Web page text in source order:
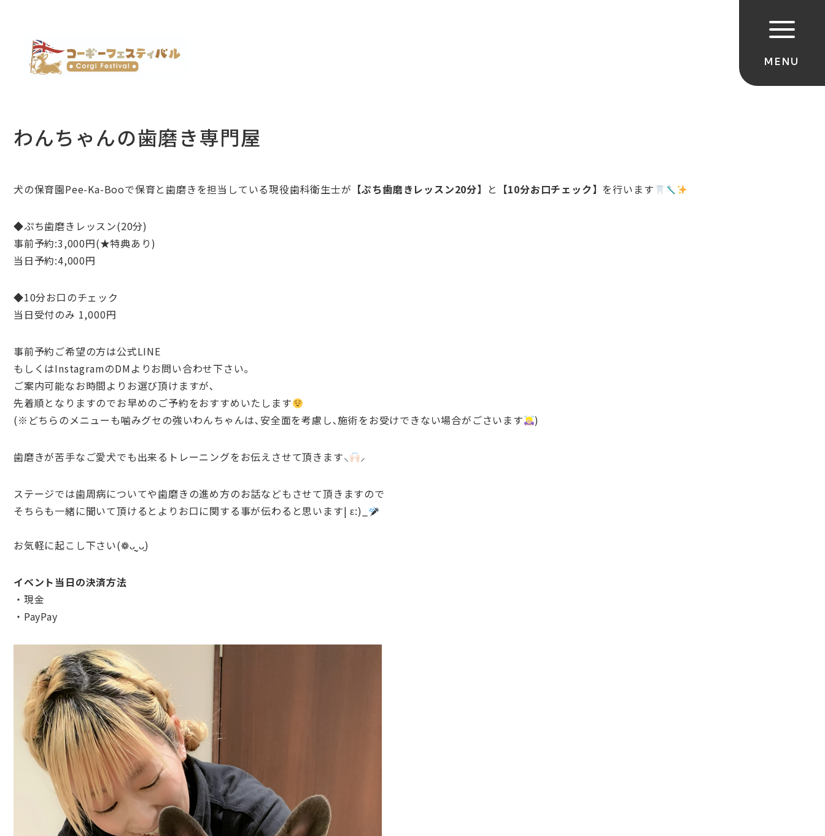
わんちゃんの歯磨き専門屋
犬の保育園Pee-Ka-Booで保育と歯磨きを担当している現役歯科衛生士が 【ぷち歯磨きレッスン20分】 と 【10分お口チェック】 を行います
◆ぷち歯磨きレッスン(20分)
事前予約:3,000円(★特典あり)
当日予約:4,000円
◆10分お口のチェック
当日受付のみ 1,000円
事前予約ご希望の方は公式LINE
もしくはInstagramのDMよりお問い合わせ下さい｡
ご案内可能なお時間よりお選び頂けますが､
先着順となりますのでお早めのご予約をおすすめいたします
(※どちらのメニューも噛みグセの強いわんちゃんは､安全面を考慮し､施術をお受けできない場合がごさいます
)
歯磨きが苦手なご愛犬でも出来るトレーニングをお伝えさせて頂きます⸜ ⸝‍
ステージでは歯周病についてや歯磨きの進め方のお話などもさせて頂きますので
そちらも一緒に聞いて頂けると よりお口に関する事が伝わると思います| ε:)_
お気軽に起こし下さい(❁ᴗ͈ˬᴗ͈)
イベント当日の決済方法
・現金
・PayPay